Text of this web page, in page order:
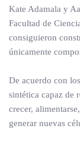
Kate Adamala y
Facultad de
consiguieron
únicamente
De acuerdo con
sintética capaz de
crecer,
generar nuevas